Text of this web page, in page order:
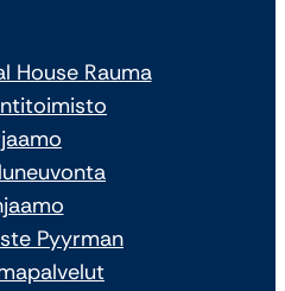
House Rauma
Pyyrman